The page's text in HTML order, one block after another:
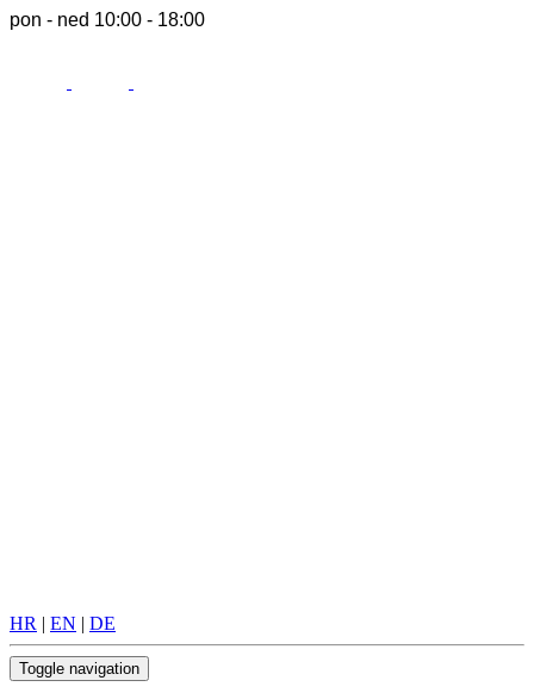
pon - ned 10:00 - 18:00
HR | EN | DE
Toggle navigation